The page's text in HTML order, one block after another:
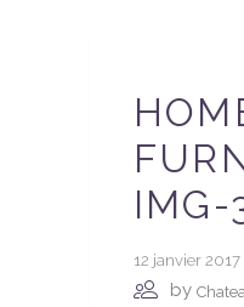
IMG-
12 janvier 2017
by